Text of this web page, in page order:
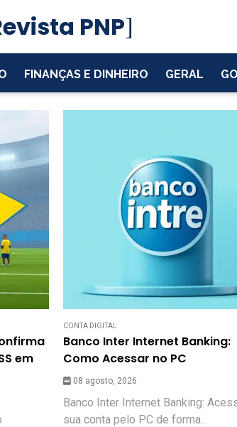
PNP
FINANÇAS E DINHEIRO GERAL
em
CONTA DIGITAL
Banco Inter Internet Banking:
Como Acessar no PC
08 agosto, 2026
Banco Inter Internet Banking:
sua conta pelo PC de forma...